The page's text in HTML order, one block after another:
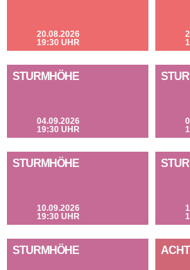
20.08.2026
19:30 UHR
STURMHÖHE
04.09.2026
19:30 UHR
STURMHÖHE
10.09.2026
19:30 UHR
STURMHÖHE